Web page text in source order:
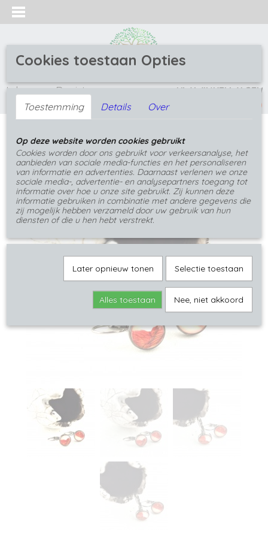
Inloggen Registreren UW WINKELWAGEN
(0)
Home>Oorbellen>Oorbellen met bloemen
Rode Dianthus rvs cabochon oorbellen
Cookies toestaan Opties
Toestemming Details Over
Op deze website worden cookies gebruikt
Cookies worden door ons gebruikt voor verkeersanalyse, het
aanbieden van sociale media-functies en het personaliseren
van informatie en advertenties. Daarnaast verlenen we onze
sociale media-, advertentie- en analysepartners toegang tot
informatie over hoe u onze site gebruikt. Zij kunnen deze
informatie gebruiken in combinatie met andere gegevens die
zij mogelijk hebben verzameld door uw gebruik van hun
diensten of die u hen hebt verstrekt.
Later opnieuw tonen Selectie toestaan
Alles toestaan Nee, niet akkoord